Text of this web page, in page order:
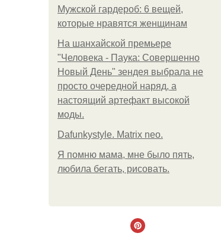
Мужской гардероб: 6 вещей,
которые нравятся женщинам
На шанхайской премьере
"Человека - Паука: Совершенно
Новый День" зендея выбрала не
просто очередной наряд, а
настоящий артефакт высокой
моды.
Dafunkystyle. Matrix neo.
Я помню мама, мне было пять,
любила бегать, рисовать.